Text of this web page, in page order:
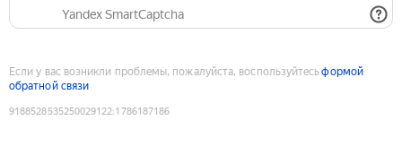
Yandex SmartCaptcha
Если у вас возникли проблемы, пожалуйста, воспользуйтесьформой
обратной связи
9188528535250029122:1786187186